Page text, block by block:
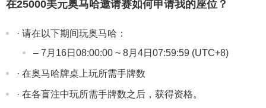
在25000美元奥马哈邀请赛如何申请我的座位？
· 请在以下期间玩奥马哈：
– 7月16日08:00:00 ~ 8月4日07:59:59 (UTC+8)
· 在奥马哈牌桌上玩所需手牌数
· 在各盲注中玩所需手牌数之后，获得资格。